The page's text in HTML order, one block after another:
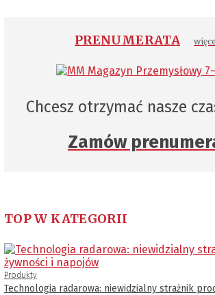
PRENUMERATA
Chcesz otrzymać nasze
Zamów
TOP W KATEGORII
Produkty
Technologia radarowa: niewidzialny strażnik